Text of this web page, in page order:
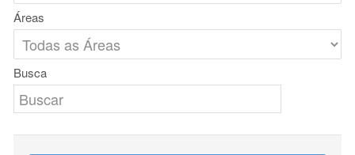
Áreas
Busca